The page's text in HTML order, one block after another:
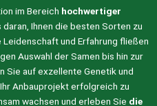
im Bereich hochwertiger
Ihnen die besten Sorten zu
Leidenschaft und Erfahrung fließen
Auswahl der Samen bis hin zur
Sie auf exzellente Genetik und
Anbauprojekt erfolgreich zu
wachsen und erleben Sie die